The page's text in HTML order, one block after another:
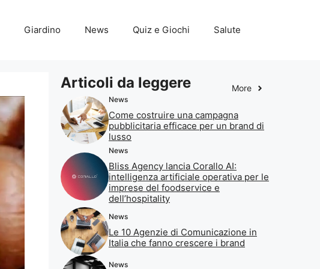
Giardino News Quiz e Giochi Salute
Articoli da leggere More
News
Come costruire una campagna
pubblicitaria efficace per un brand di
lusso
News
Bliss Agency lancia Corallo AI:
intelligenza artificiale operativa per le
imprese del foodservice e
dell’hospitality
News
Le 10 Agenzie di Comunicazione in
Italia che fanno crescere i brand
News